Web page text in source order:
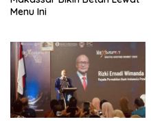
Menu Ini